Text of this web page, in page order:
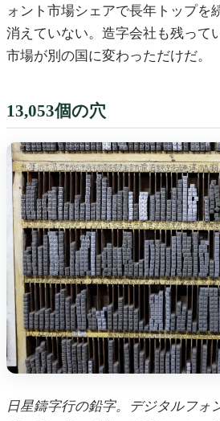
ォント市場シェアで長年トップを
消えていない。造字会社も残って
市場が別の国に変わっただけだ。
13,053個の穴
日星鑄字行の鉛字。デジタルフォ